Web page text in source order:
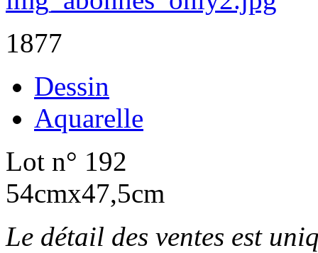
1877
Dessin
Aquarelle
Lot n° 192
54cmx47,5cm
Le détail des ventes est